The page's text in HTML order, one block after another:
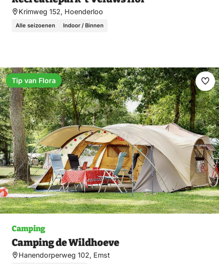
Krimweg 152, Hoenderloo
Alle seizoenen Indoor / Binnen
Camping
Camping de Wildhoeve
Hanendorperweg 102, Emst
Tip van Flora